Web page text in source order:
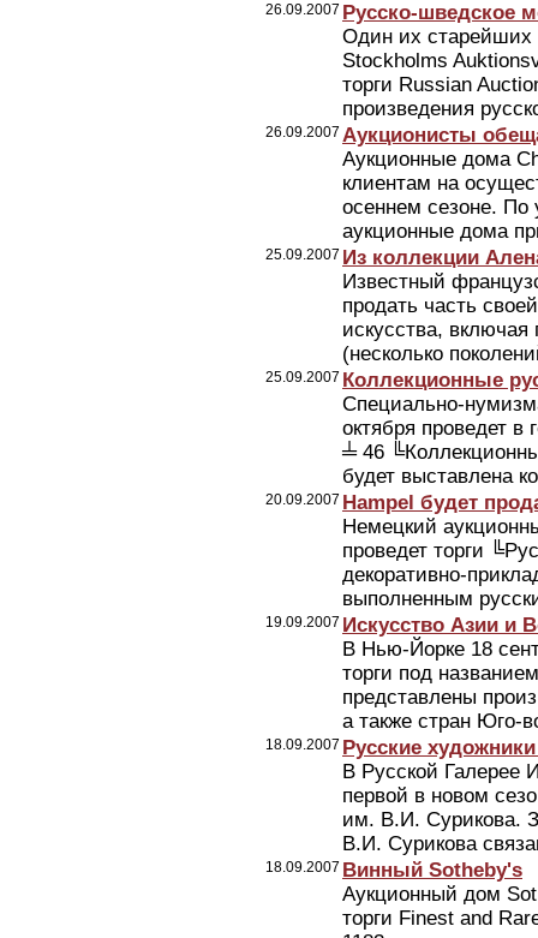
26.09.2007 Русско-шведское
Один их старейших
Stockholms
торги Russian
произведения
26.09.2007 Аукционисты
Аукционные дома
клиентам на
осеннем сезоне. По
аукционные дома
25.09.2007 Из коллекции
Известный
продать часть
искусства,
(несколько
25.09.2007 Коллекционные
Специально-
октября проведет в
╧ 46
будет выставлена
20.09.2007 Hampel будет
Немецкий
проведет торги
декоративно-
выполненным
19.09.2007 Искусство Азии и
В Нью-Йорке 18
торги под
представлены
а также стран Юго-
18.09.2007 Русские
В Русской Галерее
первой в новом
им. В.И. Сурикова.
В.И. Сурикова
18.09.2007 Винный Sotheby's
Аукционный дом
торги Finest and